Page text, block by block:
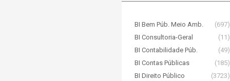
BI Bem Púb. Meio Amb.
(697)
BI Consultoria-Geral
(11)
BI Contabilidade Púb.
(49)
BI Contas Públicas
(185)
BI Direito Público
(3723)